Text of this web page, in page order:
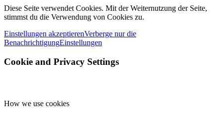
Diese Seite verwendet Cookies. Mit der Weiternutzung der Seite,
stimmst du die Verwendung von Cookies zu.
Einstellungen akzeptierenVerberge nur die
BenachrichtigungEinstellungen
Cookie and Privacy Settings
How we use cookies